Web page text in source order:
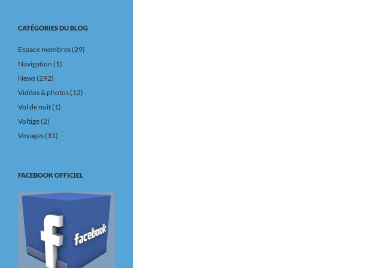
CATÉGORIES DU BLOG
Espace membres(29)
Navigation (1)
News(292)
Vidéos & photos(12)
Vol de nuit(1)
Voltige(2)
Voyages(31)
FACEBOOK OFFICIEL